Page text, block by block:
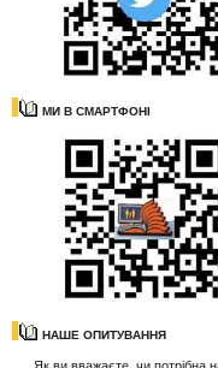
МИ В СМАРТФОНІ
НАШЕ ОПИТУВАННЯ